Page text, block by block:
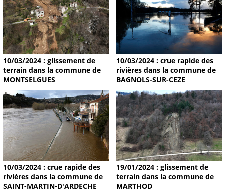
10/03/2024 : glissement de
terrain dans la commune de
MONTSELGUES
10/03/2024 : crue rapide des
rivières dans la commune de
BAGNOLS-SUR-CEZE
10/03/2024 : crue rapide des
rivières dans la commune de
SAINT-MARTIN-D'ARDECHE
19/01/2024 : glissement de
terrain dans la commune de
MARTHOD